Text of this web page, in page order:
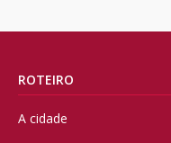
ROTEIRO
A cidade